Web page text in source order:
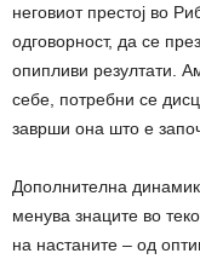
неговиот престој во
одговорност, да се
опипливи резултати.
себе, потребни се
заврши она што е
Дополнителна
менува знаците во
на настаните – од